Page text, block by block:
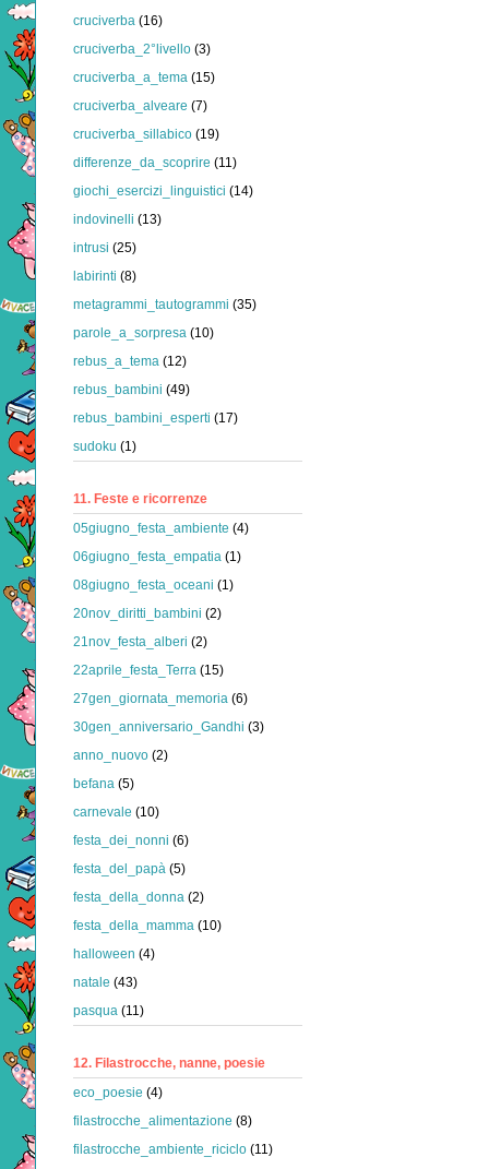
cruciverba (16)
cruciverba_2°livello (3)
cruciverba_a_tema (15)
cruciverba_alveare (7)
cruciverba_sillabico (19)
differenze_da_scoprire (11)
giochi_esercizi_linguistici (14)
indovinelli (13)
intrusi (25)
labirinti (8)
metagrammi_tautogrammi (35)
parole_a_sorpresa (10)
rebus_a_tema (12)
rebus_bambini (49)
rebus_bambini_esperti (17)
sudoku (1)
11. Feste e ricorrenze
05giugno_festa_ambiente (4)
06giugno_festa_empatia (1)
08giugno_festa_oceani (1)
20nov_diritti_bambini (2)
21nov_festa_alberi (2)
22aprile_festa_Terra (15)
27gen_giornata_memoria (6)
30gen_anniversario_Gandhi (3)
anno_nuovo (2)
befana (5)
carnevale (10)
festa_dei_nonni (6)
festa_del_papà (5)
festa_della_donna (2)
festa_della_mamma (10)
halloween (4)
natale (43)
pasqua (11)
12. Filastrocche, nanne, poesie
eco_poesie (4)
filastrocche_alimentazione (8)
filastrocche_ambiente_riciclo (11)